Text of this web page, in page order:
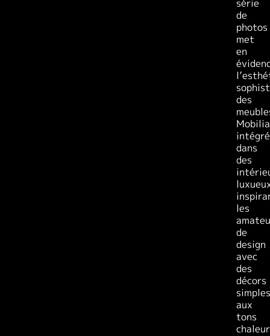
série
de
photos
met
en
des
dans
des
les
de
design
avec
des
décors
simples
aux
tons